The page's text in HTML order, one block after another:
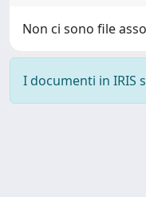
Non ci sono file
I documenti in IRIS